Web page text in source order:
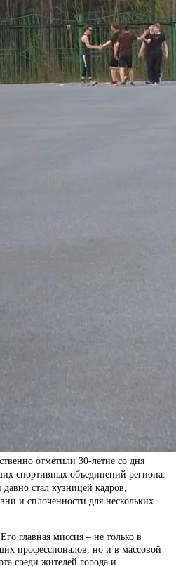
отметили 30-летие со дня
спортивных объединений региона.
стал кузницей кадров,
и сплоченности для нескольких
главная миссия – не только в
профессионалов, но и в массовой
среди жителей города и